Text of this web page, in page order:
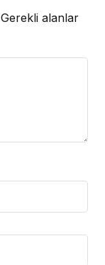
Gerekli alanlar